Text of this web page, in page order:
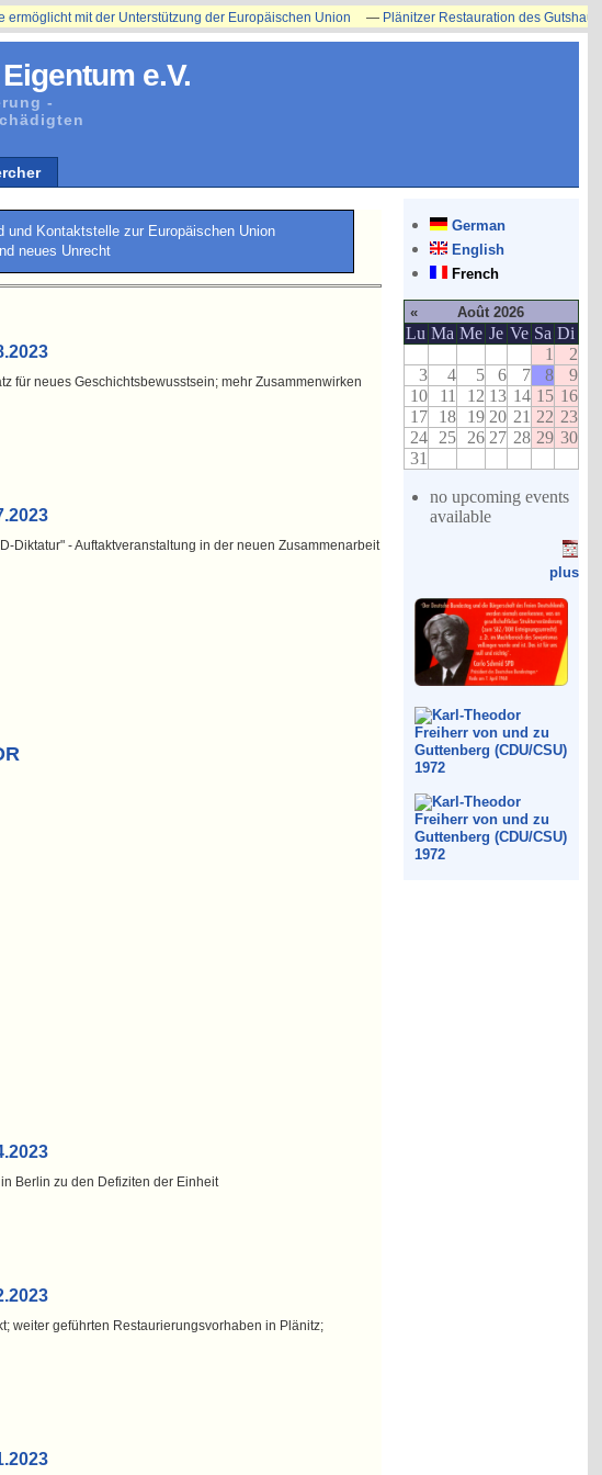
e.V.
-
German
English
French
« Août 2026
Lu Ma Me Je Ve Sa Di
1
2
3
4 5 6 7 8
9
10
11 12 13 14 15 16
17
18 19 20 21 22 23
24
25 26 27 28 29 30
31
no upcoming events
available
plus
mit der Unterstützung der Europäischen Union —Plänitzer Restauration des Gutshauses
und Kontaktstelle zur Europäischen Union
neues Unrecht
für neues Geschichtsbewusstsein; mehr Zusammenwirken
Diktatur" - Auftaktveranstaltung in der neuen Zusammenarbeit
Berlin zu den Defiziten der Einheit
weiter geführten Restaurierungsvorhaben in Plänitz;